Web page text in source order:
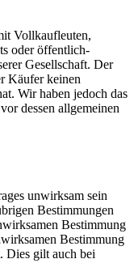
Vollkaufleuten,
oder öffentlich-
Gesellschaft. Der
Käufer keinen
Wir haben jedoch das
dessen allgemeinen
unwirksam sein
Bestimmungen
Bestimmung
Bestimmung
Dies gilt auch bei